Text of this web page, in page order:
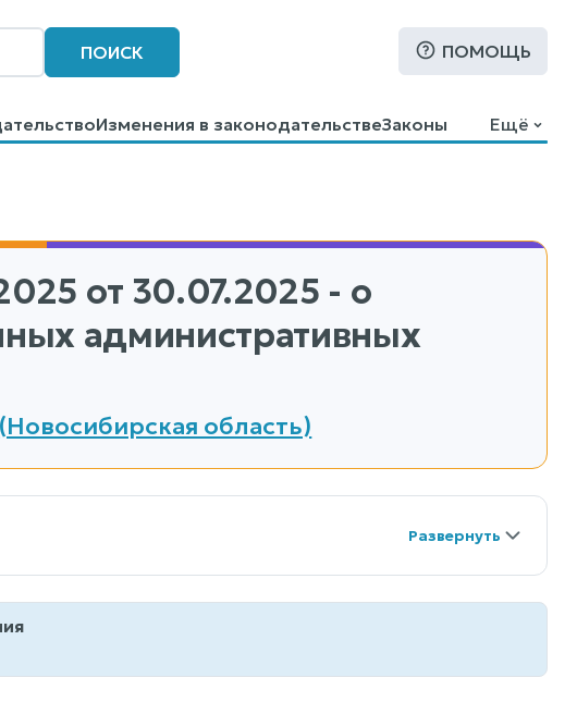
ПОИСК ПОМОЩЬ
Изменения в законодательствеЗаконы
Ещё
от 30.07.2025 - о
административных
область)